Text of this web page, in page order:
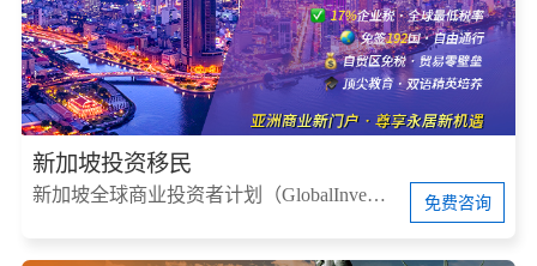
新加坡投资移民
新加坡全球商业投资者计划（GlobalInvestorProgram，简称GIP） 免费咨询